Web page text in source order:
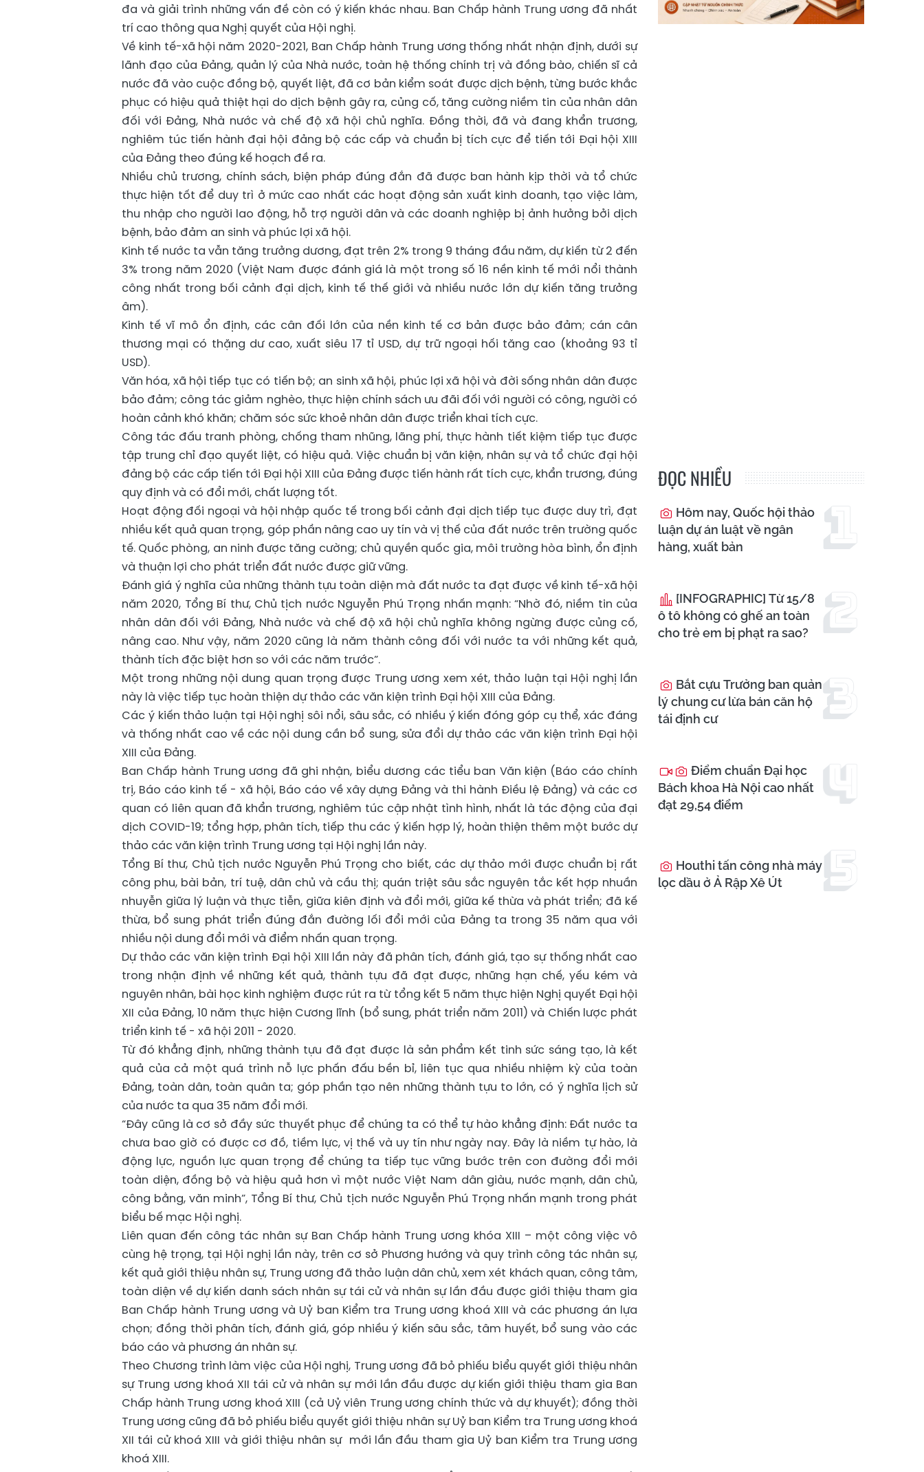
đa và giải trình những vấn đề còn có ý kiến khác nhau. Ban Chấp hành Trung ương đã nhất
trí cao thông qua Nghị quyết của Hội nghị.
Về kinh tế-xã hội năm 2020-2021, Ban Chấp hành Trung ương thống nhất nhận định, dưới sự
lãnh đạo của Đảng, quản lý của Nhà nước, toàn hệ thống chính trị và đồng bào, chiến sĩ cả
nước đã vào cuộc đồng bộ, quyết liệt, đã cơ bản kiểm soát được dịch bệnh, từng bước khắc
phục có hiệu quả thiệt hại do dịch bệnh gây ra, củng cố, tăng cường niềm tin của nhân dân
đối với Đảng, Nhà nước và chế độ xã hội chủ nghĩa. Đồng thời, đã và đang khẩn trương,
nghiêm túc tiến hành đại hội đảng bộ các cấp và chuẩn bị tích cực để tiến tới Đại hội XIII
của Đảng theo đúng kế hoạch đề ra.
Nhiều chủ trương, chính sách, biện pháp đúng đắn đã được ban hành kịp thời và tổ chức
thực hiện tốt để duy trì ở mức cao nhất các hoạt động sản xuất kinh doanh, tạo việc làm,
thu nhập cho người lao động, hỗ trợ người dân và các doanh nghiệp bị ảnh hưởng bởi dịch
bệnh, bảo đảm an sinh và phúc lợi xã hội.
Kinh tế nước ta vẫn tăng trưởng dương, đạt trên 2% trong 9 tháng đầu năm, dự kiến từ 2 đến
3% trong năm 2020 (Việt Nam được đánh giá là một trong số 16 nền kinh tế mới nổi thành
công nhất trong bối cảnh đại dịch, kinh tế thế giới và nhiều nước lớn dự kiến tăng trưởng
âm).
Kinh tế vĩ mô ổn định, các cân đối lớn của nền kinh tế cơ bản được bảo đảm; cán cân
thương mại có thặng dư cao, xuất siêu 17 tỉ USD, dự trữ ngoại hối tăng cao (khoảng 93 tỉ
USD).
Văn hóa, xã hội tiếp tục có tiến bộ; an sinh xã hội, phúc lợi xã hội và đời sống nhân dân được
bảo đảm; công tác giảm nghèo, thực hiện chính sách ưu đãi đối với người có công, người có
hoàn cảnh khó khăn; chăm sóc sức khoẻ nhân dân được triển khai tích cực.
Công tác đấu tranh phòng, chống tham nhũng, lãng phí, thực hành tiết kiệm tiếp tục được
tập trung chỉ đạo quyết liệt, có hiệu quả. Việc chuẩn bị văn kiện, nhân sự và tổ chức đại hội
đảng bộ các cấp tiến tới Đại hội XIII của Đảng được tiến hành rất tích cực, khẩn trương, đúng
quy định và có đổi mới, chất lượng tốt.
Hoạt động đối ngoại và hội nhập quốc tế trong bối cảnh đại dịch tiếp tục được duy trì, đạt
nhiều kết quả quan trọng, góp phần nâng cao uy tín và vị thế của đất nước trên trường quốc
tế. Quốc phòng, an ninh được tăng cường; chủ quyền quốc gia, môi trường hòa bình, ổn định
và thuận lợi cho phát triển đất nước được giữ vững.
Đánh giá ý nghĩa của những thành tựu toàn diện mà đất nước ta đạt được về kinh tế-xã hội
năm 2020, Tổng Bí thư, Chủ tịch nước Nguyễn Phú Trọng nhấn mạnh: “Nhờ đó, niềm tin của
nhân dân đối với Đảng, Nhà nước và chế độ xã hội chủ nghĩa không ngừng được củng cố,
nâng cao. Như vậy, năm 2020 cũng là năm thành công đối với nước ta với những kết quả,
thành tích đặc biệt hơn so với các năm trước”.
Một trong những nội dung quan trọng được Trung ương xem xét, thảo luận tại Hội nghị lần
này là việc tiếp tục hoàn thiện dự thảo các văn kiện trình Đại hội XIII của Đảng.
Các ý kiến thảo luận tại Hội nghị sôi nổi, sâu sắc, có nhiều ý kiến đóng góp cụ thể, xác đáng
và thống nhất cao về các nội dung cần bổ sung, sửa đổi dự thảo các văn kiện trình Đại hội
XIII của Đảng.
Ban Chấp hành Trung ương đã ghi nhận, biểu dương các tiểu ban Văn kiện (Báo cáo chính
trị, Báo cáo kinh tế - xã hội, Báo cáo về xây dựng Đảng và thi hành Điều lệ Đảng) và các cơ
quan có liên quan đã khẩn trương, nghiêm túc cập nhật tình hình, nhất là tác động của đại
dịch COVID-19; tổng hợp, phân tích, tiếp thu các ý kiến hợp lý, hoàn thiện thêm một bước dự
thảo các văn kiện trình Trung ương tại Hội nghị lần này.
Tổng Bí thư, Chủ tịch nước Nguyễn Phú Trọng cho biết, các dự thảo mới được chuẩn bị rất
công phu, bài bản, trí tuệ, dân chủ và cầu thị; quán triệt sâu sắc nguyên tắc kết hợp nhuần
nhuyễn giữa lý luận và thực tiễn, giữa kiên định và đổi mới, giữa kế thừa và phát triển; đã kế
thừa, bổ sung phát triển đúng đắn đường lối đổi mới của Đảng ta trong 35 năm qua với
nhiều nội dung đổi mới và điểm nhấn quan trọng.
Dự thảo các văn kiện trình Đại hội XIII lần này đã phân tích, đánh giá, tạo sự thống nhất cao
trong nhận định về những kết quả, thành tựu đã đạt được, những hạn chế, yếu kém và
nguyên nhân, bài học kinh nghiệm được rút ra từ tổng kết 5 năm thực hiện Nghị quyết Đại hội
XII của Đảng, 10 năm thực hiện Cương lĩnh (bổ sung, phát triển năm 2011) và Chiến lược phát
triển kinh tế - xã hội 2011 - 2020.
Từ đó khẳng định, những thành tựu đã đạt được là sản phẩm kết tinh sức sáng tạo, là kết
quả của cả một quá trình nỗ lực phấn đấu bền bỉ, liên tục qua nhiều nhiệm kỳ của toàn
Đảng, toàn dân, toàn quân ta; góp phần tạo nên những thành tựu to lớn, có ý nghĩa lịch sử
của nước ta qua 35 năm đổi mới.
“Đây cũng là cơ sở đầy sức thuyết phục để chúng ta có thể tự hào khẳng định: Đất nước ta
chưa bao giờ có được cơ đồ, tiềm lực, vị thế và uy tín như ngày nay. Đây là niềm tự hào, là
động lực, nguồn lực quan trọng để chúng ta tiếp tục vững bước trên con đường đổi mới
toàn diện, đồng bộ và hiệu quả hơn vì một nước Việt Nam dân giàu, nước mạnh, dân chủ,
công bằng, văn minh”, Tổng Bí thư, Chủ tịch nước Nguyễn Phú Trọng nhấn mạnh trong phát
biểu bế mạc Hội nghị.
Liên quan đến công tác nhân sự Ban Chấp hành Trung ương khóa XIII – một công việc vô
cùng hệ trọng, tại Hội nghị lần này, trên cơ sở Phương hướng và quy trình công tác nhân sự,
kết quả giới thiệu nhân sự, Trung ương đã thảo luận dân chủ, xem xét khách quan, công tâm,
toàn diện về dự kiến danh sách nhân sự tái cử và nhân sự lần đầu được giới thiệu tham gia
Ban Chấp hành Trung ương và Uỷ ban Kiểm tra Trung ương khoá XIII và các phương án lựa
chọn; đồng thời phân tích, đánh giá, góp nhiều ý kiến sâu sắc, tâm huyết, bổ sung vào các
báo cáo và phương án nhân sự.
Theo Chương trình làm việc của Hội nghị, Trung ương đã bỏ phiếu biểu quyết giới thiệu nhân
sự Trung ương khoá XII tái cử và nhân sự mới lần đầu được dự kiến giới thiệu tham gia Ban
Chấp hành Trung ương khoá XIII (cả Uỷ viên Trung ương chính thức và dự khuyết); đồng thời
Trung ương cũng đã bỏ phiếu biểu quyết giới thiệu nhân sự Uỷ ban Kiểm tra Trung ương khoá
XII tái cử khoá XIII và giới thiệu nhân sự mới lần đầu tham gia Uỷ ban Kiểm tra Trung ương
khoá XIII.
ĐỌC NHIỀU
Hôm nay, Quốc hội thảo
luận dự án luật về ngân
hàng, xuất bản
[INFOGRAPHIC] Từ 15/8
ô tô không có ghế an toàn
cho trẻ em bị phạt ra sao?
Bắt cựu Trưởng ban quản
lý chung cư lừa bán căn hộ
tái định cư
Điểm chuẩn Đại học
Bách khoa Hà Nội cao nhất
đạt 29,54 điểm
Houthi tấn công nhà máy
lọc dầu ở Ả Rập Xê Út